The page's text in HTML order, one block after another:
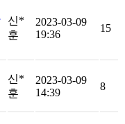
신*
훈
2023-03-09
19:36
15
신*
훈
2023-03-09
14:39
8